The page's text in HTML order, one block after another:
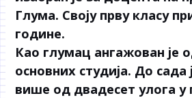
Глума. Своју прву класу
године.
Као глумац ангажован је
основних студија. До сада
више од двадесет улога